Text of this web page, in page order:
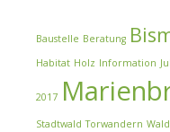
Baustelle Beratung
Habitat Holz Information
2017
Stadtwald Torwandern